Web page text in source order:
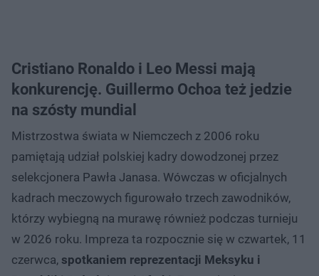
Cristiano Ronaldo i Leo Messi mają
konkurencję. Guillermo Ochoa też jedzie
na szósty mundial
Mistrzostwa świata w Niemczech z 2006 roku
pamiętają udział polskiej kadry dowodzonej przez
selekcjonera Pawła Janasa. Wówczas w oficjalnych
kadrach meczowych figurowało trzech zawodników,
którzy wybiegną na murawę również podczas turnieju
w 2026 roku. Impreza ta rozpocznie się w czwartek, 11
czerwca, spotkaniem reprezentacji Meksyku i